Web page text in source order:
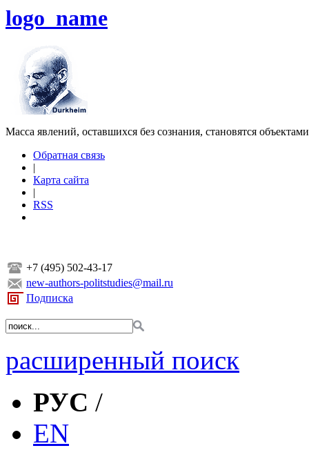
logo_name
Масса явлений, оставшихся без сознания, становятся
Обратная связь
|
Карта сайта
|
RSS
+7 (495) 502-43-17
new-authors-politstudies@mail.ru
Подписка
расширенный поиск
РУС /
EN